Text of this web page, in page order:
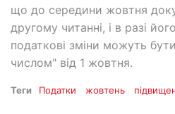
що до середини жовтня
другому читанні, і в разі
податкові зміни можуть
числом" від 1 жовтня.
Теги Податки жовтень